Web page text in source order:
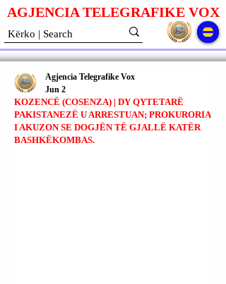
AGJENCIA TELEGRAFIKE VOX
KOZENCË (COSENZA) | DY QYTETARË
PAKISTANEZË U ARRESTUAN; PROKURORIA
I AKUZON SE DOGJËN TË GJALLË KATËR
BASHKËKOMBAS.
Agjencia Telegrafike Vox
Jun 2